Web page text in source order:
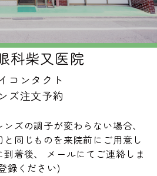
科柴又医院
コンタクト
ズ注文予約
ズの調子が変わらない場合、
同じものを来院前にご用意し
着後、 メールにてご連絡しま
録ください)